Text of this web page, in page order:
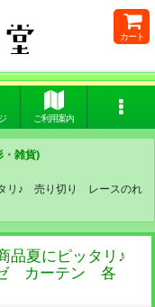
カート
ご利用案内
・雑貨)
タリ♪ 売り切り レースのれ
品夏にピッタリ♪
カーテン 各